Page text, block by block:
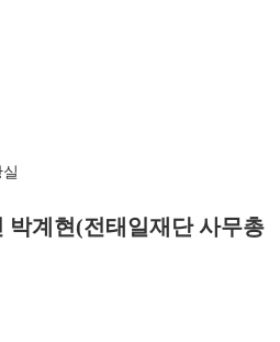
계현(전태일재단 사무총